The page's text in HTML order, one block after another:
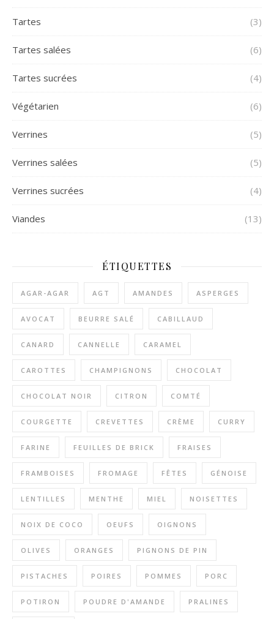
Tartes (3)
Tartes salées (6)
Tartes sucrées (4)
Végétarien (6)
Verrines (5)
Verrines salées (5)
Verrines sucrées (4)
Viandes (13)
ÉTIQUETTES
AGAR-AGAR AGT AMANDES ASPERGES
AVOCAT BEURRE SALÉ CABILLAUD
CANARD CANNELLE CARAMEL
CAROTTES CHAMPIGNONS CHOCOLAT
CHOCOLAT NOIR CITRON COMTÉ
COURGETTE CREVETTES CRÈME CURRY
FARINE FEUILLES DE BRICK FRAISES
FRAMBOISES FROMAGE FÊTES GÉNOISE
LENTILLES MENTHE MIEL NOISETTES
NOIX DE COCO OEUFS OIGNONS
OLIVES ORANGES PIGNONS DE PIN
PISTACHES POIRES POMMES PORC
POTIRON POUDRE D'AMANDE PRALINES